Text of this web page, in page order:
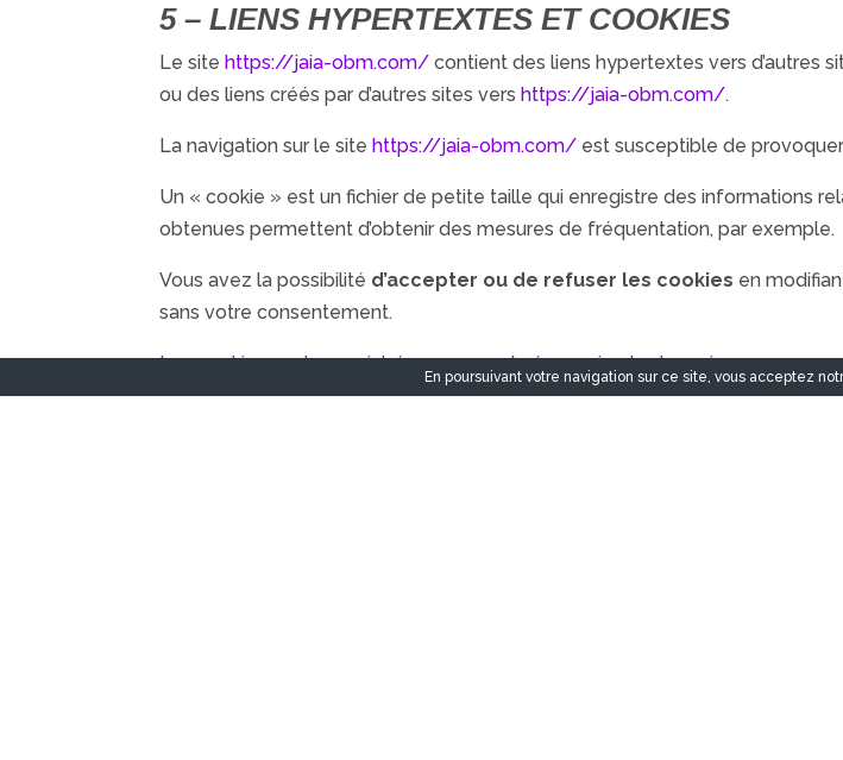
5 – LIENS HYPERTEXTES ET COOKIES
Le site https://jaia-obm.com/ contient des liens hypertextes vers d’autres
ou des liens créés par d’autres sites vers https://jaia-obm.com/.
La navigation sur le site https://jaia-obm.com/ est susceptible de provoquer
Un « cookie » est un fichier de petite taille qui enregistre des informations
obtenues permettent d’obtenir des mesures de fréquentation, par exemple.
Vous avez la possibilité d’accepter ou de refuser les cookies en
sans votre consentement.
Les cookies sont enregistrés pour une durée maximale de mois.
En poursuivant votre navigation sur ce site, vous acceptez